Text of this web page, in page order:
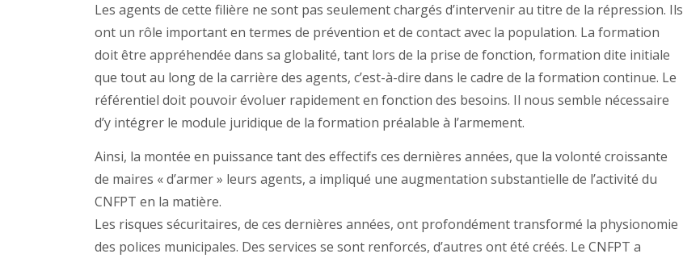
Les agents de cette filière ne sont pas seulement chargés d’intervenir au titre de la répression. Ils
ont un rôle important en termes de prévention et de contact avec la population. La formation
doit être appréhendée dans sa globalité, tant lors de la prise de fonction, formation dite initiale
que tout au long de la carrière des agents, c’est-à-dire dans le cadre de la formation continue. Le
référentiel doit pouvoir évoluer rapidement en fonction des besoins. Il nous semble nécessaire
d’y intégrer le module juridique de la formation préalable à l’armement.
Ainsi, la montée en puissance tant des effectifs ces dernières années, que la volonté croissante
de maires « d’armer » leurs agents, a impliqué une augmentation substantielle de l’activité du
CNFPT en la matière.
Les risques sécuritaires, de ces dernières années, ont profondément transformé la physionomie
des polices municipales. Des services se sont renforcés, d’autres ont été créés. Le CNFPT a